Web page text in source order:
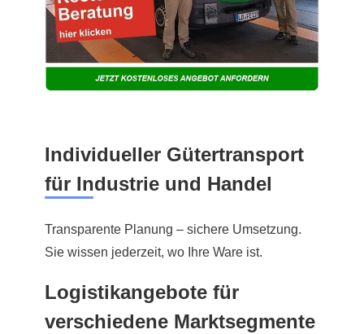
Individueller Gütertransport
für Industrie und Handel
Transparente Planung – sichere Umsetzung.
Sie wissen jederzeit, wo Ihre Ware ist.
Logistikangebote für
verschiedene Marktsegmente